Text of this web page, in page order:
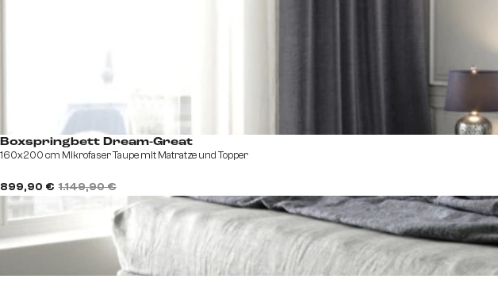
Boxspringbett Dream-Great
160x200 cm Mikrofaser Taupe mit Matratze und Topper
899,90 € 1.149,90 €